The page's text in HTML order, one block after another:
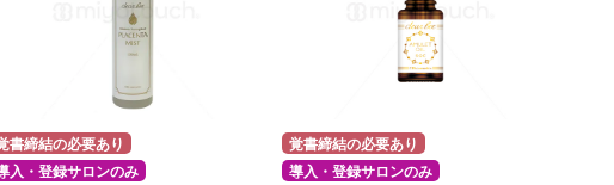
書締結の必要あり
入・登録サロンのみ
覚書締結の必要あり
導入・登録サロンのみ